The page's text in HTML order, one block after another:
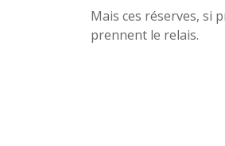
Mais ces réserves, si
prennent le relais.